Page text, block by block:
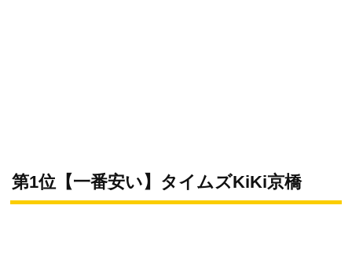
第1位【一番安い】タイムズKiKi京橋